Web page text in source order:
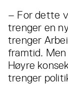
– For dette
trenger en
trenger
framtid.
Høyre
trenger